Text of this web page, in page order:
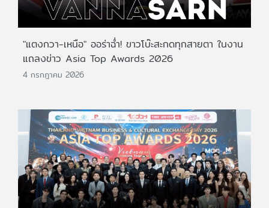
"แตงกวา-เหนือ" ออร่าฉ่ำ! ขาวโบ๊ะสะกดทุกสายตา ในงาน
แถลงข่าว Asia Top Awards 2026
4 กรกฎาคม 2026